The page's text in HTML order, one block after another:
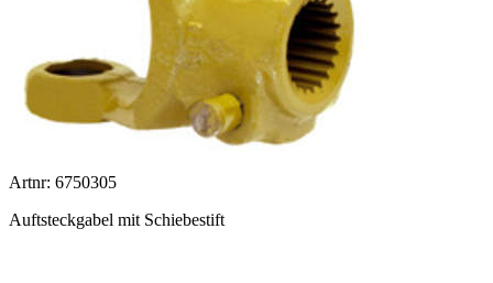
Artnr: 6750305
Auftsteckgabel mit Schiebestift